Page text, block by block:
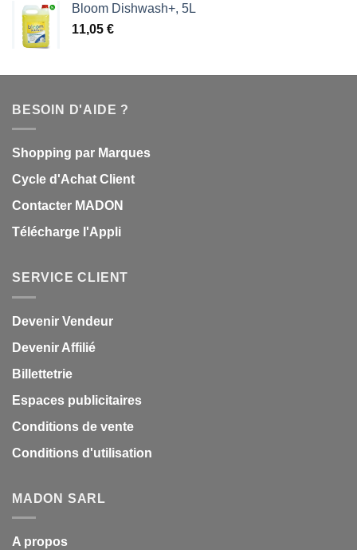
Bloom Dishwash+, 5L
11,05 €
BESOIN D'AIDE ?
Shopping par Marques
Cycle d'Achat Client
Contacter MADON
Télécharge l'Appli
SERVICE CLIENT
Devenir Vendeur
Devenir Affilié
Billettetrie
Espaces publicitaires
Conditions de vente
Conditions d'utilisation
MADON SARL
A propos